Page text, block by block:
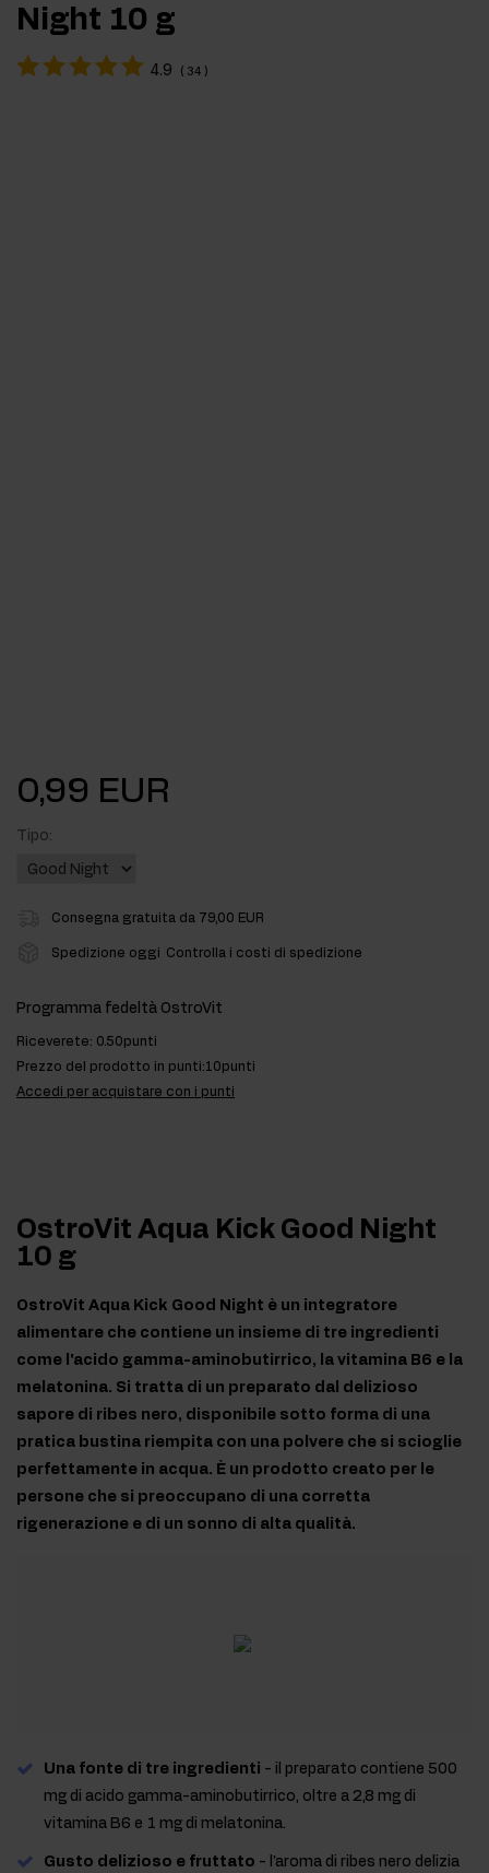
Night 10 g
4.9 ( 34 )
0,99 EUR
Tipo:
Consegna gratuita da 79,00 EUR
Spedizione oggi Controlla i costi di spedizione
Programma fedeltà OstroVit
Riceverete: 0.50punti
Prezzo del prodotto in punti:10punti
Accedi per acquistare con i punti
OstroVit Aqua Kick Good Night
10 g
OstroVit Aqua Kick Good Night è un integratore
alimentare che contiene un insieme di tre ingredienti
come l'acido gamma-aminobutirrico, la vitamina B6 e la
melatonina. Si tratta di un preparato dal delizioso
sapore di ribes nero, disponibile sotto forma di una
pratica bustina riempita con una polvere che si scioglie
perfettamente in acqua. È un prodotto creato per le
persone che si preoccupano di una corretta
rigenerazione e di un sonno di alta qualità.
Una fonte di tre ingredienti - il preparato contiene 500
mg di acido gamma-aminobutirrico, oltre a 2,8 mg di
vitamina B6 e 1 mg di melatonina.
Gusto delizioso e fruttato - l'aroma di ribes nero delizia